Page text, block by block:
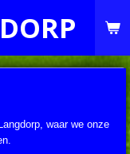
waar we onze